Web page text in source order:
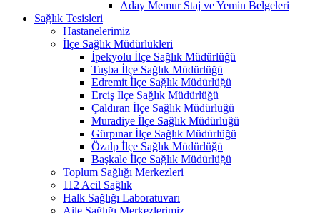
Aday Memur Staj ve Yemin Belgeleri
Sağlık Tesisleri
Hastanelerimiz
İlçe Sağlık Müdürlükleri
İpekyolu İlçe Sağlık Müdürlüğü
Tuşba İlçe Sağlık Müdürlüğü
Edremit İlçe Sağlık Müdürlüğü
Erciş İlçe Sağlık Müdürlüğü
Çaldıran İlçe Sağlık Müdürlüğü
Muradiye İlçe Sağlık Müdürlüğü
Gürpınar İlçe Sağlık Müdürlüğü
Özalp İlçe Sağlık Müdürlüğü
Başkale İlçe Sağlık Müdürlüğü
Toplum Sağlığı Merkezleri
112 Acil Sağlık
Halk Sağlığı Laboratuvarı
Aile Sağlığı Merkezlerimiz